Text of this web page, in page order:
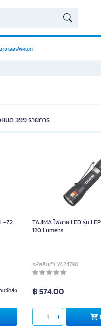
าขาออฟฟิศเมท
มด 399 รายการ
Z2
มจัดส่ง
TAJIMA ไฟฉาย LED รุ่น
120 Lumens
รหัสสินค้า YA24790
฿ 574.00